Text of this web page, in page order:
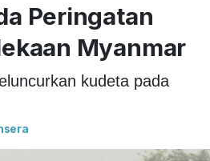
Peringatan
Myanmar
kudeta pada